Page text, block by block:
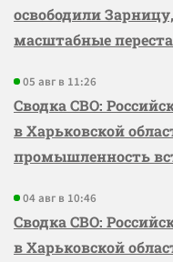
освободили
масштабные
05 авг в 11:26
Сводка СВО:
в Харьковской
промышленность
04 авг в 10:46
Сводка СВО:
в Харьковской